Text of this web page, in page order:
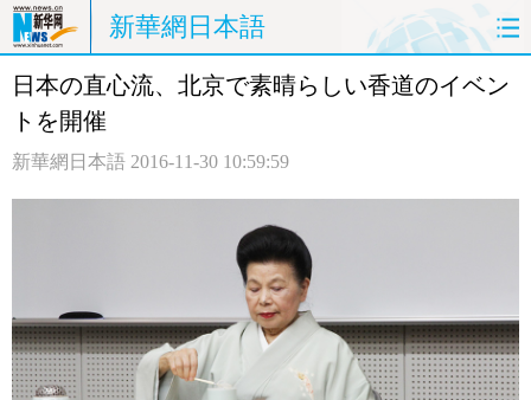
新華網日本語
ホームページ 政治 経済
日本の直心流、北京で素晴らしい香道のイベン
トを開催
新華網日本語 2016-11-30 10:59:59